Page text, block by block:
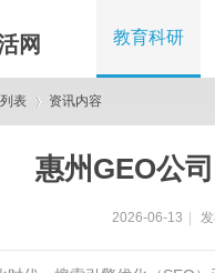
网 教育科研
表 资讯内容
惠州GEO公
2026-06-13